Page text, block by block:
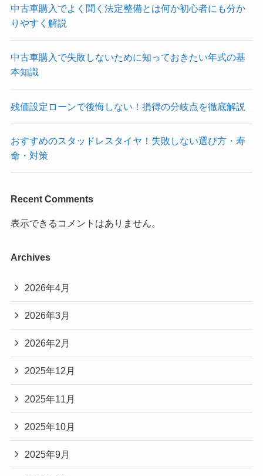
中古車購入でよく聞く法定整備とは何か初心者にも分か
りやすく解説
中古車購入で失敗しないために知っておきたい年式の基
本知識
残価設定ローンで後悔しない！損得の分岐点を徹底解説
おすすめのスタッドレスタイヤ！失敗しない選び方・寿
命・対策
Recent Comments
表示できるコメントはありません。
Archives
2026年4月
2026年3月
2026年2月
2025年12月
2025年11月
2025年10月
2025年9月